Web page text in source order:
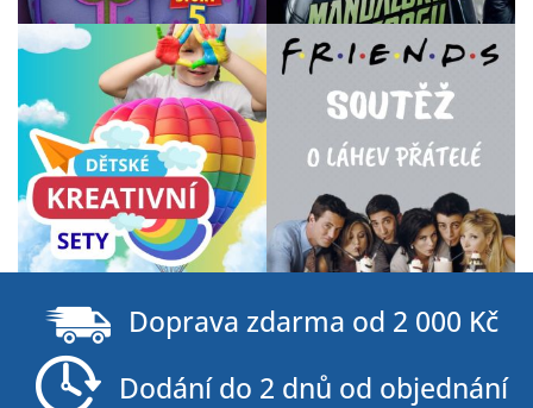
Doprava zdarma od 2 000 Kč
Dodání do 2 dnů od objednání